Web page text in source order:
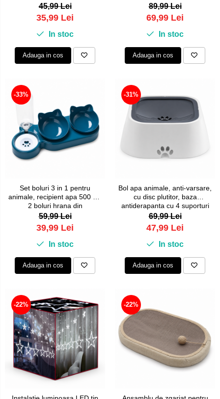
dispozitivele standard de
intepare, din otel inoxidabil
chirurgical, grosime ac 28 G
45,99 Lei
35,99 Lei
In stoc
Adauga in cos
diametru, Gri
89,99 Lei
69,99 Lei
In stoc
Adauga in cos
-33%
Set boluri 3 in 1 pentru
animale, recipient apa 500 ml,
2 boluri hrana din
polipropilena rezistenta, forma
si dimensiune ergonomica,
Albastru
59,99 Lei
39,99 Lei
In stoc
Adauga in cos
-31%
Bol apa animale, anti-varsare,
cu disc plutitor, baza
antiderapanta cu 4 suporturi
cauciuc, materiale sigure si
netoxice, 1L, Alb
69,99 Lei
47,99 Lei
In stoc
Adauga in cos
-22% -22%